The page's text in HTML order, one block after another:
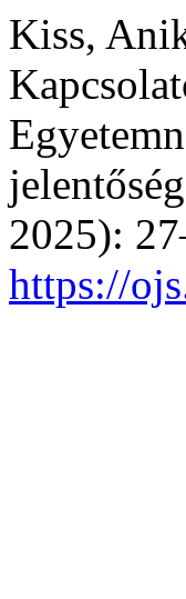
Kiss,
2025):
https://